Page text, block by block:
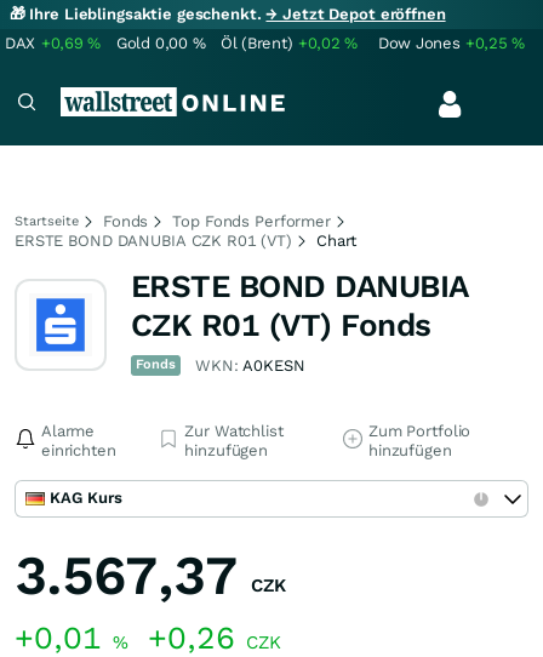
🎁 Ihre Lieblingsaktie geschenkt.→ Jetzt Depot eröffnen
DAX +0,69% Gold 0,00 % Öl (Brent) +0,02% Dow Jones +0,25%
Startseite Fonds
Top Fonds Performer
ERSTE BOND DANUBIA CZK R01 (VT)
Chart
ERSTE BOND DANUBIA
CZK R01 (VT) Fonds
Fonds WKN:A0KESN
Alarme
einrichten
Zur Watchlist
hinzufügen
Zum Portfolio
hinzufügen
KAG Kurs
3.567,37 CZK
+0,01 % +0,26 CZK